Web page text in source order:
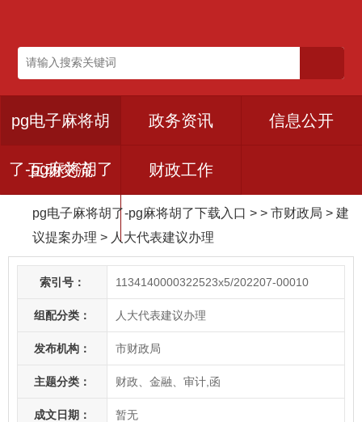
pg电子麻将胡
了-pg麻将胡了
下载入口
政务资讯 信息公开
互动交流 财政工作
pg电子麻将胡了-pg麻将胡了下载入口 > > 市财政局 > 建
议提案办理 > 人大代表建议办理
索引号： 1134140000322523x5/202207-00010
组配分类： 人大代表建议办理
发布机构： 市财政局
主题分类： 财政、金融、审计,函
成文日期： 暂无